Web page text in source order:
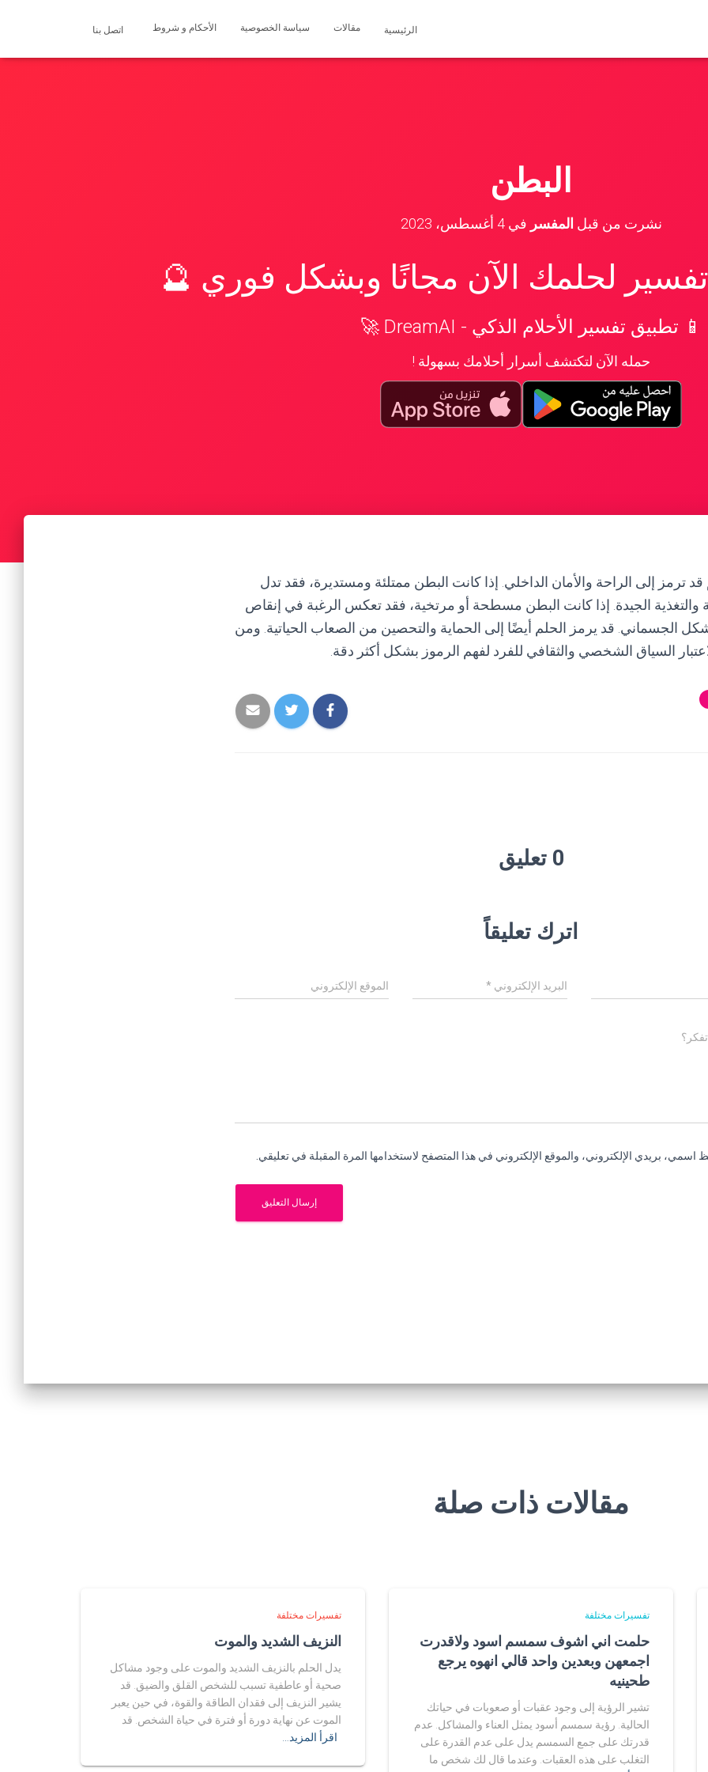
الرئيسية مقالات سياسة الخصوصية الأحكام و شروط اتصل بنا
البطن
نشرت من قبل المفسر في4 أغسطس، 2023
لحلمك الآن مجانًا وبشكل فوري 🔮
📱 تطبيق تفسير الأحلام الذكي - DreamAI 🚀
حمله الآن لتكتشف أسرار أحلامك بسهولة !
ترمز إلى الراحة والأمان الداخلي. إذا كانت البطن ممتلئة ومستديرة، فقد تدل
والتغذية الجيدة. إذا كانت البطن مسطحة أو مرتخية، فقد تعكس الرغبة في إنقاص
الجسماني. قد يرمز الحلم أيضًا إلى الحماية والتحصين من الصعاب الحياتية. ومن
السياق الشخصي والثقافي للفرد لفهم الرموز بشكل أكثر دقة.
0 تعليق
اترك تعليقاً
البريد الإلكتروني * الموقع الإلكتروني
اسمي، بريدي الإلكتروني، والموقع الإلكتروني في هذا المتصفح لاستخدامها المرة المقبلة في تعليقي.
مقالات ذات صلة
تفسيرات مختلفة
حلمت اني اشوف سمسم اسود ولاقدرت
اجمعهن وبعدين واحد قالي انهوه يرجع
طحينيه
تشير الرؤية إلى وجود عقبات أو صعوبات في حياتك
الحالية. رؤية سمسم أسود يمثل العناء والمشاكل. عدم
قدرتك على جمع السمسم يدل على عدم القدرة على
التغلب على هذه العقبات. وعندما قال لك شخص ما
تفسيرات مختلفة
النزيف الشديد والموت
يدل الحلم بالنزيف الشديد والموت على وجود مشاكل
صحية أو عاطفية تسبب للشخص القلق والضيق. قد
يشير النزيف إلى فقدان الطاقة والقوة، في حين يعبر
الموت عن نهاية دورة أو فترة في حياة الشخص. قد
اقرأ المزيد…